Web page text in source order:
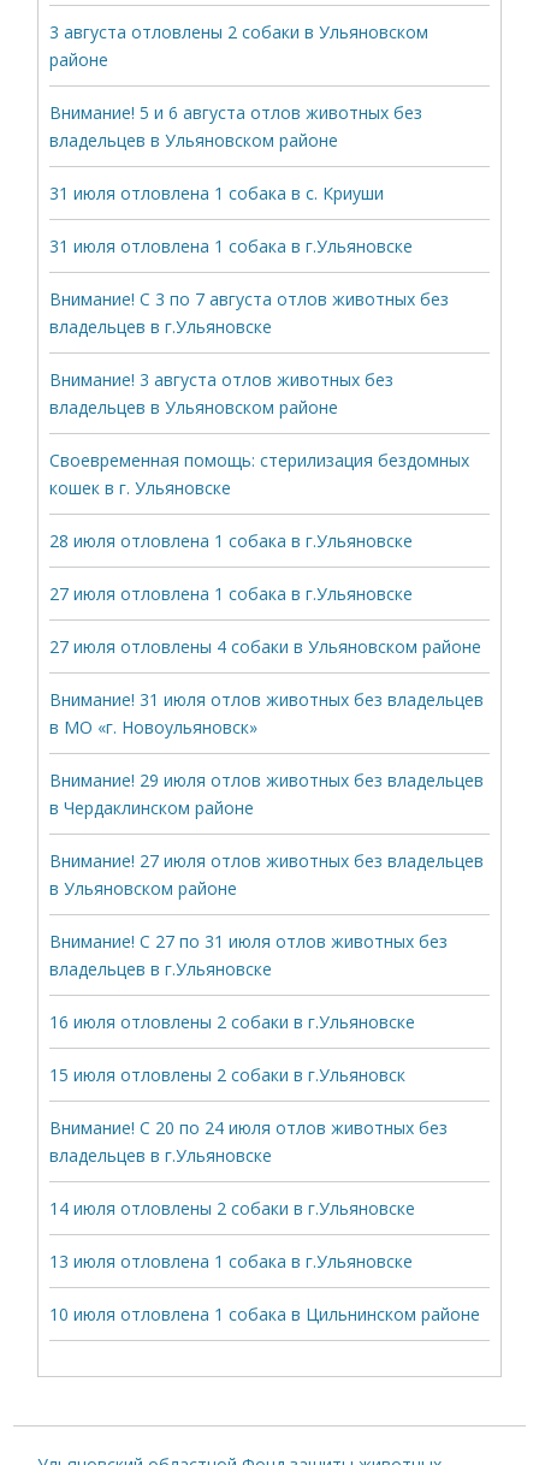
3 августа отловлены 2 собаки в Ульяновском
районе
Внимание! 5 и 6 августа отлов животных без
владельцев в Ульяновском районе
31 июля отловлена 1 собака в с. Криуши
31 июля отловлена 1 собака в г.Ульяновске
Внимание! С 3 по 7 августа отлов животных без
владельцев в г.Ульяновске
Внимание! 3 августа отлов животных без
владельцев в Ульяновском районе
Своевременная помощь: стерилизация бездомных
кошек в г. Ульяновске
28 июля отловлена 1 собака в г.Ульяновске
27 июля отловлена 1 собака в г.Ульяновске
27 июля отловлены 4 собаки в Ульяновском районе
Внимание! 31 июля отлов животных без владельцев
в МО «г. Новоульяновск»
Внимание! 29 июля отлов животных без владельцев
в Чердаклинском районе
Внимание! 27 июля отлов животных без владельцев
в Ульяновском районе
Внимание! С 27 по 31 июля отлов животных без
владельцев в г.Ульяновске
16 июля отловлены 2 собаки в г.Ульяновске
15 июля отловлены 2 собаки в г.Ульяновск
Внимание! С 20 по 24 июля отлов животных без
владельцев в г.Ульяновске
14 июля отловлены 2 собаки в г.Ульяновске
13 июля отловлена 1 собака в г.Ульяновске
10 июля отловлена 1 собака в Цильнинском районе